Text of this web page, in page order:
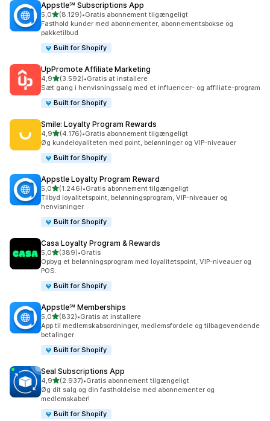
Appstle℠ Subscriptions App
5,0ud af 5 stjerner
(8.129)
8129 anmeldelser i alt
•Gratis abonnement tilgængeligt
Fasthold kunder med abonnementer, abonnementsbokse og
pakketilbud
Built for Shopify
UpPromote Affiliate Marketing
4,9ud af 5 stjerner
(3.592)
3592 anmeldelser i alt
•Gratis at installere
Sæt gang i henvisningssalg med et influencer- og affiliate-program
Built for Shopify
Smile: Loyalty Program Rewards
4,9ud af 5 stjerner
(4.176)
4176 anmeldelser i alt
•Gratis abonnement tilgængeligt
Øg kundeloyaliteten med point, belønninger og VIP-niveauer
Built for Shopify
Appstle Loyalty Program Reward
5,0ud af 5 stjerner
(1.246)
1246 anmeldelser i alt
•Gratis abonnement tilgængeligt
Tilbyd loyalitetspoint, belønningsprogram, VIP-niveauer og
henvisninger
Built for Shopify
Casa Loyalty Program & Rewards
5,0ud af 5 stjerner
(389)
389 anmeldelser i alt
•Gratis
Opbyg et belønningsprogram med loyalitetspoint, VIP-niveauer og
POS.
Built for Shopify
Appstle℠ Memberships
5,0ud af 5 stjerner
(832)
832 anmeldelser i alt
•Gratis at installere
App til medlemskabsordninger, medlemsfordele og tilbagevendende
betalinger
Built for Shopify
Seal Subscriptions App
4,9ud af 5 stjerner
(2.937)
2937 anmeldelser i alt
•Gratis abonnement tilgængeligt
Øg dit salg og din fastholdelse med abonnementer og
medlemskaber!
Built for Shopify